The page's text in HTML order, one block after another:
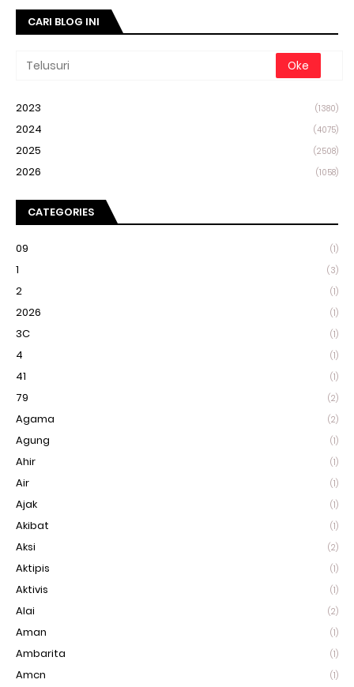
CARI BLOG INI
2023 (1380)
2024 (4075)
2025 (2508)
2026 (1058)
CATEGORIES
09 (1)
1 (3)
2 (1)
2026 (1)
3C (1)
4 (1)
41 (1)
79 (2)
Agama (2)
Agung (1)
Ahir (1)
Air (1)
Ajak (1)
Akibat (1)
Aksi (2)
Aktipis (1)
Aktivis (1)
Alai (2)
Aman (1)
Ambarita (1)
Amcn (1)